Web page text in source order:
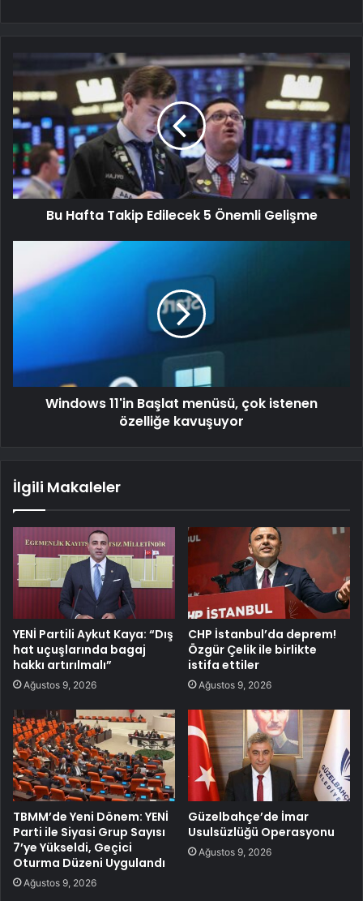
Bu Hafta Takip Edilecek 5 Önemli Gelişme
Windows 11'in Başlat menüsü, çok istenen
özelliğe kavuşuyor
İlgili Makaleler
YENİ Partili Aykut Kaya: “Dış
hat uçuşlarında bagaj
hakkı artırılmalı”
Ağustos 9, 2026
CHP İstanbul’da deprem!
Özgür Çelik ile birlikte
istifa ettiler
Ağustos 9, 2026
TBMM’de Yeni Dönem: YENİ
Parti ile Siyasi Grup Sayısı
7’ye Yükseldi, Geçici
Oturma Düzeni Uygulandı
Ağustos 9, 2026
Güzelbahçe’de İmar
Usulsüzlüğü Operasyonu
Ağustos 9, 2026